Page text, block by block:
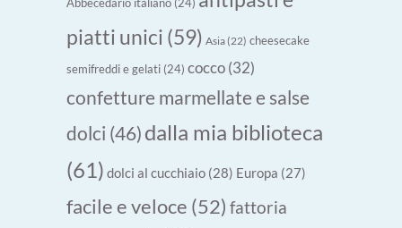
piatti unici (59) Asia(22) cheesecake
semifreddi e gelati (24) cocco (32)
confetture marmellate e salse
dolci (46) dalla mia biblioteca
(61) dolci al cucchiaio (28) Europa (27)
facile e veloce (52) fattoria